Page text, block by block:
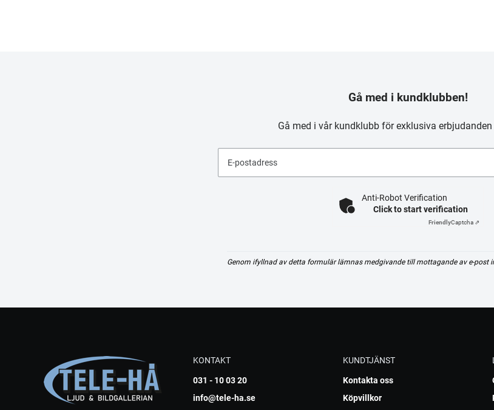
Gå med i kundklubben!
Gå med i vår kundklubb för exklusiva
E-postadress
Anti-Robot Verification
Click to start verification
FriendlyCaptcha ⇗
Genom ifyllnad av detta formulär lämnas medgivande till mottagande av e-post
KONTAKT
031 - 10 03 20
info@tele-ha.se
KUNDTJÄNST
Kontakta oss
Köpvillkor